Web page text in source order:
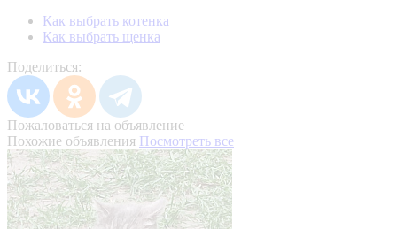
Как выбрать котенка
Как выбрать щенка
Поделиться:
Пожаловаться на объявление
Похожие объявления Посмотреть все